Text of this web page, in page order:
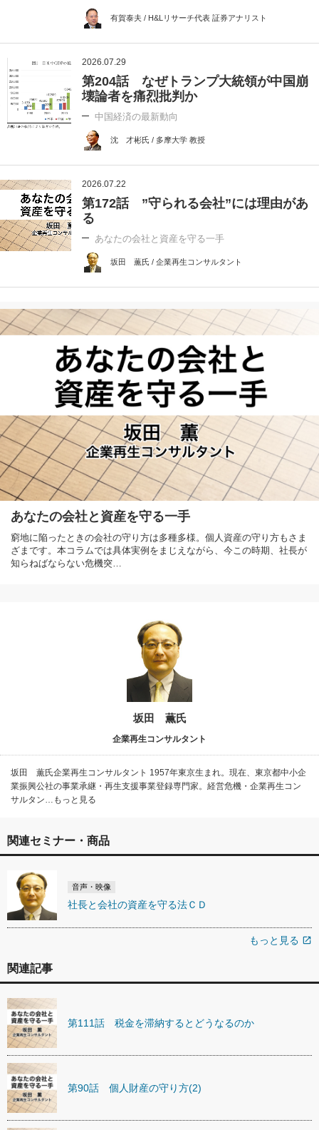
有賀泰夫 / H&Lリサーチ代表 証券アナリスト
2026.07.29
第204話 なぜトランプ大統領が中国崩
壊論者を痛烈批判か
中国経済の最新動向
沈 才彬氏 / 多摩大学 教授
2026.07.22
第172話 ”守られる会社”には理由があ
る
あなたの会社と資産を守る一手
坂田 薫氏 / 企業再生コンサルタント
あなたの会社と資産を守る一手
窮地に陥ったときの会社の守り方は多種多様。個人資産の守り方もさま
ざまです。本コラムでは具体実例をまじえながら、今この時期、社長が
知らねばならない危機突…
坂田 薫氏
企業再生コンサルタント
坂田 薫氏企業再生コンサルタント 1957年東京生まれ。現在、東京都中小企
業振興公社の事業承継・再生支援事業登録専門家。経営危機・企業再生コン
サルタン…もっと見る
関連セミナー・商品
音声・映像
社長と会社の資産を守る法ＣＤ
もっと見る open_in_new
関連記事
第111話 税金を滞納するとどうなるのか
第90話 個人財産の守り方(2)